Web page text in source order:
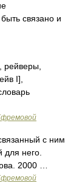
связано и
рейверы,
I],
с ним
него.
2000 …